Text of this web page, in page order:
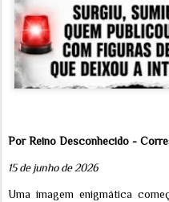
Por Reino Desconhecido -
15 de junho de 2026
Uma imagem enigmática